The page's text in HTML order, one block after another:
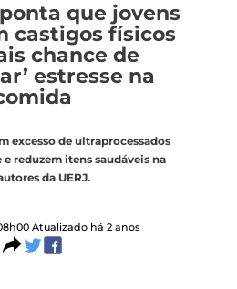
que jovens
castigos físicos
chance de
estresse na
excesso de ultraprocessados
reduzem itens saudáveis na
da UERJ.
Atualizado há 2 anos